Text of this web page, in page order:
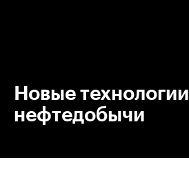
Новые технологии
нефтедобычи